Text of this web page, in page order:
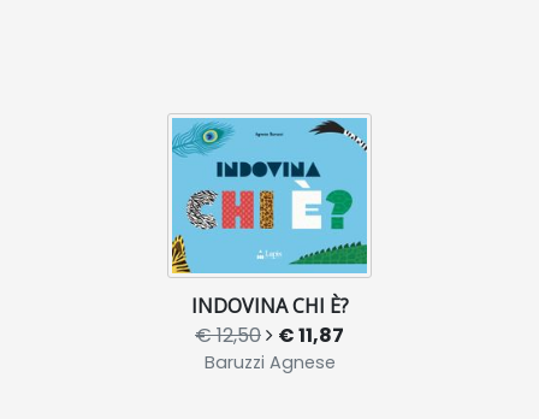
INDOVINA CHI È?
€ 12,50 € 11,87
Baruzzi Agnese